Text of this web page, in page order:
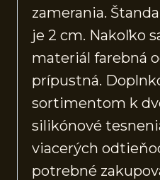
zamerania.
je 2 cm. Nakoľko
materiál farebná
prípustná.
sortimentom k
silikónové
viacerých
potrebné